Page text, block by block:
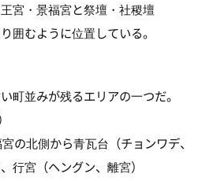
宮・景福宮と祭壇・社稷壇
囲むように位置している。
町並みが残るエリアの一つだ。
の北側から青瓦台（チョンワデ、
行宮（ヘングン、離宮）